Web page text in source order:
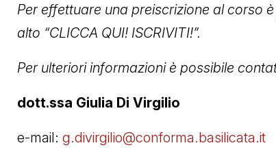
Per effettuare una preiscrizione al corso
alto “CLICCA QUI! ISCRIVITI!”.
Per ulteriori informazioni è possibile
dott.ssa Giulia Di Virgilio
e-mail: g.divirgilio@conforma.basilicata.it